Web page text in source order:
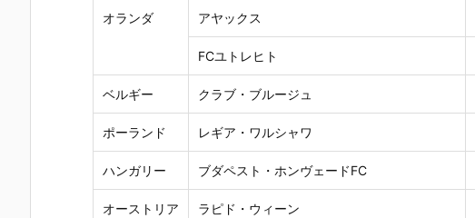
オランダ アヤックス
FCユトレヒト
ベルギー クラブ・ブルージュ
ポーランド レギア・ワルシャワ
ハンガリー ブダペスト・ホンヴェードFC
オーストリア ラピド・ウィーン